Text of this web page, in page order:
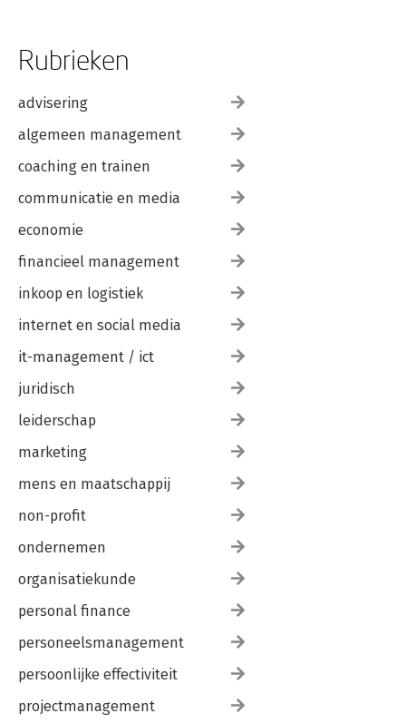
Rubrieken
advisering
algemeen management
coaching en trainen
communicatie en media
economie
financieel management
inkoop en logistiek
internet en social media
it-management / ict
juridisch
leiderschap
marketing
mens en maatschappij
non-profit
ondernemen
organisatiekunde
personal finance
personeelsmanagement
persoonlijke effectiviteit
projectmanagement